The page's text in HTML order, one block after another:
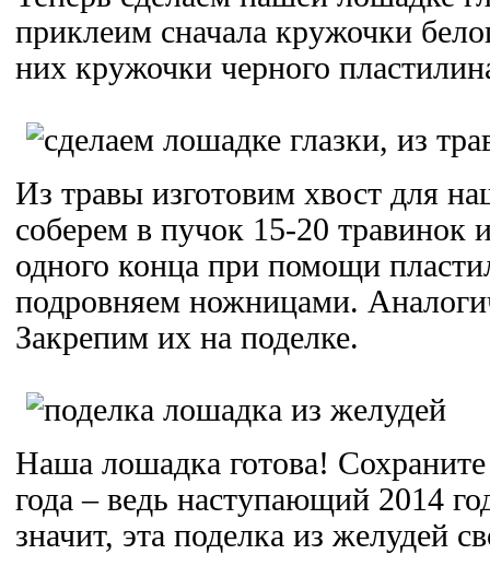
приклеим сначала кружочки
них кружочки черного
Из травы изготовим хвост для
соберем в пучок 15-20 травинок
одного конца при помощи
подровняем ножницами.
Закрепим их на поделке.
Наша лошадка готова!
года – ведь наступающий 2014
значит, эта поделка из желудей